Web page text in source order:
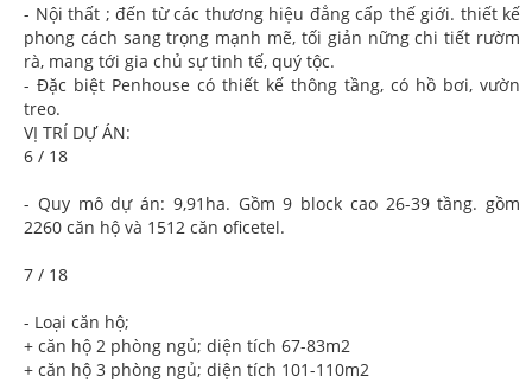
- Nội thất ; đến từ các thương hiệu đẳng cấp thế giới. thiết kế
phong cách sang trọng mạnh mẽ, tối giản nững chi tiết rườm
rà, mang tới gia chủ sự tinh tế, quý tộc.
- Đặc biệt Penhouse có thiết kế thông tầng, có hồ bơi, vườn
treo.
VỊ TRÍ DỰ ÁN:
6 / 18
- Quy mô dự án: 9,91ha. Gồm 9 block cao 26-39 tầng. gồm
2260 căn hộ và 1512 căn oficetel.
7 / 18
- Loại căn hộ;
+ căn hộ 2 phòng ngủ; diện tích 67-83m2
+ căn hộ 3 phòng ngủ; diện tích 101-110m2